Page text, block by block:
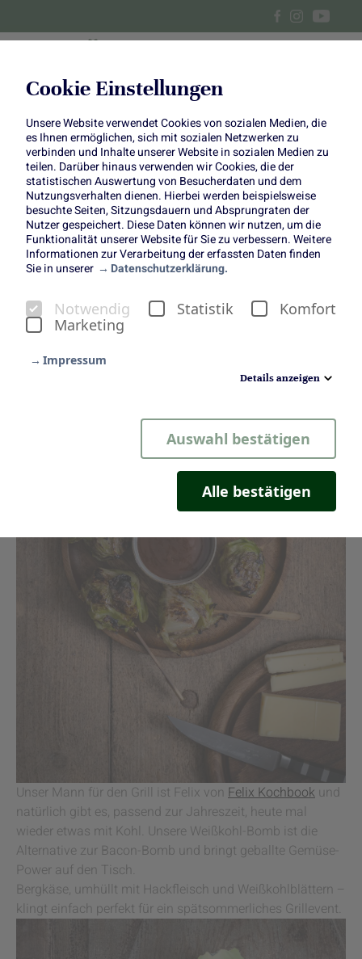
Cookie Einstellungen
Unsere Website verwendet Cookies von sozialen Medien, die
es Ihnen ermöglichen, sich mit sozialen Netzwerken zu
verbinden und Inhalte unserer Website in sozialen Medien zu
teilen. Darüber hinaus verwenden wir Cookies, die der
statistischen Auswertung von Besucherdaten und dem
Nutzungsverhalten dienen. Hierbei werden beispielsweise
besuchte Seiten, Sitzungsdauern und Absprungraten der
Nutzer gespeichert. Diese Daten können wir nutzen, um die
Funktionalität unserer Website für Sie zu verbessern. Weitere
Informationen zur Verarbeitung der erfassten Daten finden
Sie in unserer
Datenschutzerklärung.
Notwendig Statistik
Komfort
Marketing
Impressum
Details anzeigen
Auswahl bestätigen
Alle bestätigen
Weißkohl-Bomb
Weißkohl-Bomb
Spätsommerlicher Grillgenuss
Unser Mann für den Grill ist Felix von Felix Kochbook und
natürlich gibt es, passend zur Jahreszeit, heute mal
wieder etwas mit Kohl. Unsere Weißkohl-Bomb ist die
Alternative zur Bacon-Bomb und bringt geballte Gemüse-
Power auf den Tisch.
Bergkäse, umhüllt mit Hackfleisch und Weißkohlblättern –
klingt einfach perfekt für ein spätsommerliches Grillevent.